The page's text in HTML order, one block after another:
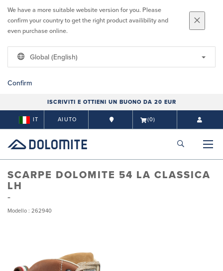
We have a more suitable website version for you. Please
confirm your country to get the right product availibility and
even purchase online.
Global (English)
Confirm
ISCRIVITI E OTTIENI UN BUONO DA 20 EUR
IT AIUTO (0)
SCARPE DOLOMITE 54 LA CLASSICA
LH
Modello : 262940